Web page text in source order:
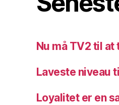
Nu må TV2 til
Laveste niveau
Loyalitet er en